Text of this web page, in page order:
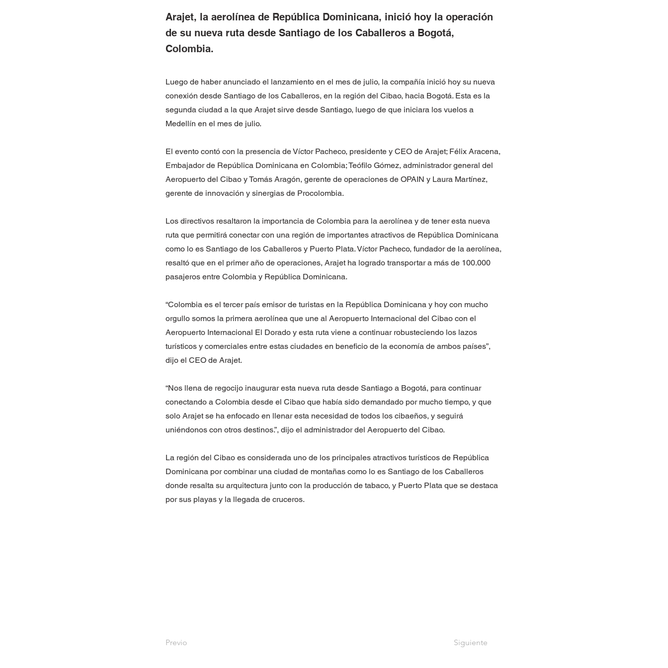
Arajet, la aerolínea de República Dominicana, inició hoy la operación
de su nueva ruta desde Santiago de los Caballeros a Bogotá,
Colombia.
Luego de haber anunciado el lanzamiento en el mes de julio, la compañía inició hoy su nueva
conexión desde Santiago de los Caballeros, en la región del Cibao, hacia Bogotá. Esta es la
segunda ciudad a la que Arajet sirve desde Santiago, luego de que iniciara los vuelos a
Medellín en el mes de julio.
El evento contó con la presencia de Víctor Pacheco, presidente y CEO de Arajet; Félix Aracena,
Embajador de República Dominicana en Colombia; Teófilo Gómez, administrador general del
Aeropuerto del Cibao y Tomás Aragón, gerente de operaciones de OPAIN y Laura Martínez,
gerente de innovación y sinergias de Procolombia.
Los directivos resaltaron la importancia de Colombia para la aerolínea y de tener esta nueva
ruta que permitirá conectar con una región de importantes atractivos de República Dominicana
como lo es Santiago de los Caballeros y Puerto Plata. Víctor Pacheco, fundador de la aerolínea,
resaltó que en el primer año de operaciones, Arajet ha logrado transportar a más de 100.000
pasajeros entre Colombia y República Dominicana.
“Colombia es el tercer país emisor de turistas en la República Dominicana y hoy con mucho
orgullo somos la primera aerolínea que une al Aeropuerto Internacional del Cibao con el
Aeropuerto Internacional El Dorado y esta ruta viene a continuar robusteciendo los lazos
turísticos y comerciales entre estas ciudades en beneficio de la economía de ambos países”,
dijo el CEO de Arajet.
“Nos llena de regocijo inaugurar esta nueva ruta desde Santiago a Bogotá, para continuar
conectando a Colombia desde el Cibao que había sido demandado por mucho tiempo, y que
solo Arajet se ha enfocado en llenar esta necesidad de todos los cibaeños, y seguirá
uniéndonos con otros destinos.”, dijo el administrador del Aeropuerto del Cibao.
La región del Cibao es considerada uno de los principales atractivos turísticos de República
Dominicana por combinar una ciudad de montañas como lo es Santiago de los Caballeros
donde resalta su arquitectura junto con la producción de tabaco, y Puerto Plata que se destaca
por sus playas y la llegada de cruceros.
Previo Siguiente